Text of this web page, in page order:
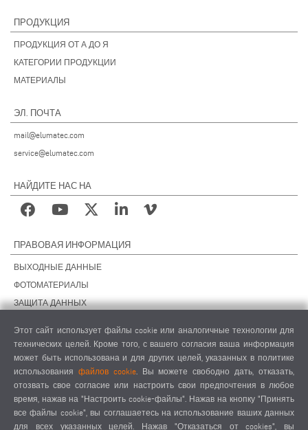
ПРОДУКЦИЯ
ПРОДУКЦИЯ ОТ А ДО Я
КАТЕГОРИИ ПРОДУКЦИИ
МАТЕРИАЛЫ
ЭЛ. ПОЧТА
mail@elumatec.com
service@elumatec.com
НАЙДИТЕ НАС НА
ПРАВОВАЯ ИНФОРМАЦИЯ
ВЫХОДНЫЕ ДАННЫЕ
ФОТОМАТЕРИАЛЫ
ЗАЩИТА ДАННЫХ
ОБЩИЕ УСЛОВИЯ СДЕЛОК
ОБЩИЕ УСЛОВИЯ ПРОДАЖИ
НАСТРОЙКИ COOKIES
КОДЕКС ПОВЕДЕНИЯ ПОСТАВЩИКОВ
Этот сайт использует файлы cookie или аналогичные технологии для
технических целей. Кроме того, с вашего согласия ваша информация
может быть использована и для других целей, указанных в политике
использования файлов cookie. Вы можете свободно дать, отказать,
отозвать свое согласие или настроить свои предпочтения в любое
время, нажав на "Настроить cookie-файлы". Нажав на кнопку "Принять
все файлы cookie", вы соглашаетесь на использование ваших данных
для всех указанных целей. Нажав "Отказаться от cookies", вы